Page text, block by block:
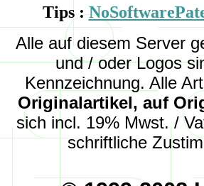
Tips :
Alle auf diesem Server
und/ oderLogos
Kennzeichnung. Alle
Originalartikel, auf
sich incl. 19% Mwst. /
schriftliche